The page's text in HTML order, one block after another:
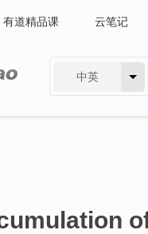
有道精品课 云笔记
中英